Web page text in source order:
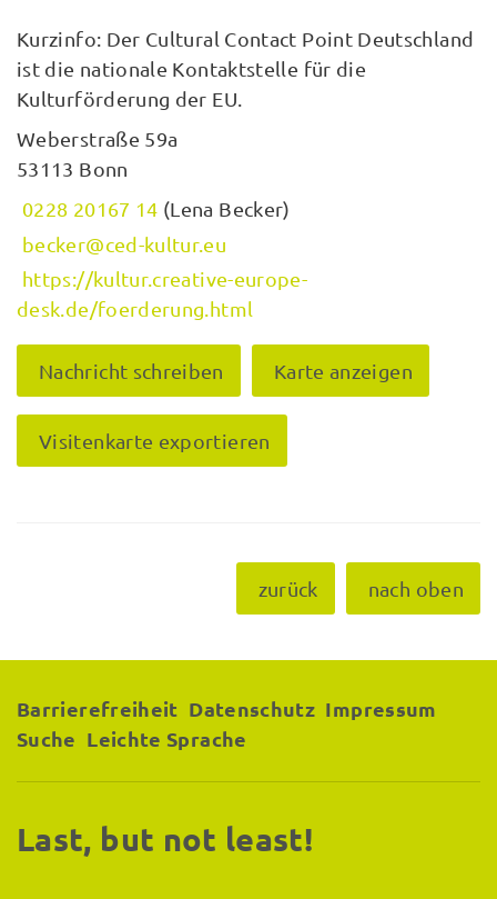
Kurzinfo: Der Cultural Contact Point Deutschland
ist die nationale Kontaktstelle für die
Kulturförderung der EU.
Weberstraße 59a
53113 Bonn
0228 20167 14 (Lena Becker)
becker@ced-kultur.eu
https://kultur.creative-europe-
desk.de/foerderung.html
Nachricht schreiben Karte anzeigen
Visitenkarte exportieren
zurück nach oben
Barrierefreiheit Datenschutz Impressum
Suche Leichte Sprache
Last, but not least!